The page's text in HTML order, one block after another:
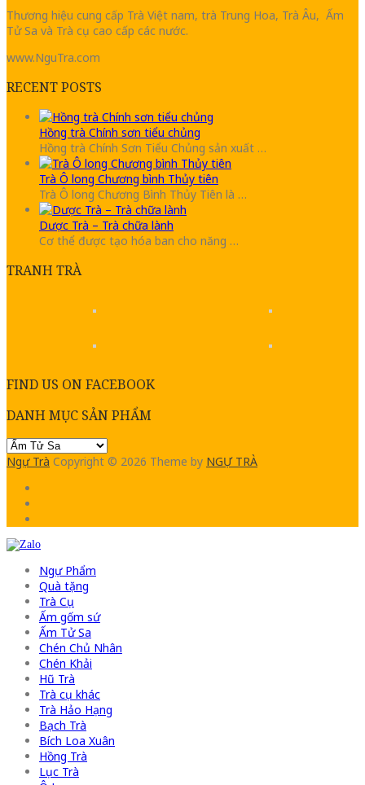
Thương hiệu cung cấp Trà Việt nam, trà Trung Hoa, Trà Âu, Ấm
Tử Sa và Trà cụ cao cấp các nước.
www.NguTra.com
RECENT POSTS
Hồng trà Chính sơn tiểu chủng
Hồng trà Chính Sơn Tiểu Chủng sản xuất …
Trà Ô long Chương bình Thủy tiên
Trà Ô long Chương Bình Thủy Tiên là …
Dược Trà – Trà chữa lành
Cơ thể được tạo hóa ban cho năng …
TRANH TRÀ
FIND US ON FACEBOOK
DANH MỤC SẢN PHẨM
Ngự Trà Copyright © 2026 Theme by NGỰ TRÀ
Ngự Phẩm
Quà tặng
Trà Cụ
Ấm gốm sứ
Ấm Tử Sa
Chén Chủ Nhân
Chén Khải
Hũ Trà
Trà cụ khác
Trà Hảo Hạng
Bạch Trà
Bích Loa Xuân
Hồng Trà
Lục Trà